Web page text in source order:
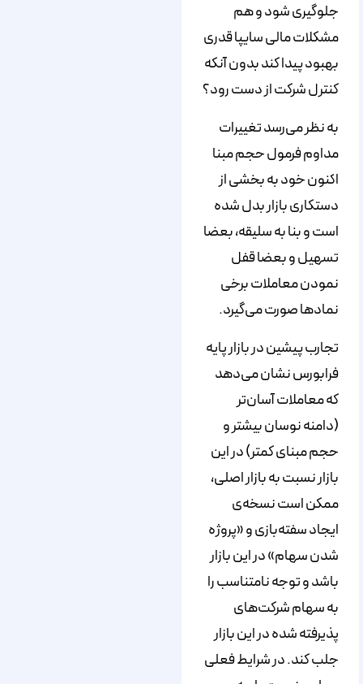
جلوگیری شود و هم
مشکلات مالی سایپا قدری
بهبود پیدا کند بدون آنکه
کنترل شرکت از دست رود؟
به نظر می‌رسد تغییرات
مداوم فرمول حجم مبنا
اکنون خود به بخشی از
دستکاری بازار بدل شده
است و بنا به سلیقه، بعضا
تسهیل و بعضا قفل
نمودن معاملات برخی
نمادها صورت می‌گیرد.
تجارب پیشین در بازار پایه
فرابورس نشان می‌دهد
که معاملات آسان‌تر
(دامنه نوسان بیشتر و
حجم مبنای کمتر) در این
بازار نسبت به بازار اصلی،
ممکن است نسخه‌ی
ایجاد سفته‌بازی و «پروژه
شدن سهام» در این بازار
باشد و توجه نامتناسب را
به سهام شرکت‌های
پذیرفته شده در این بازار
جلب کند. در شرایط فعلی